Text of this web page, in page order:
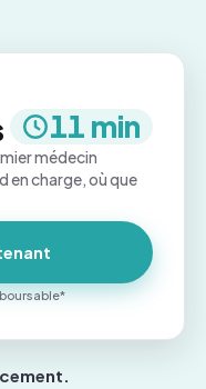
11 min
médecin
en charge, où que